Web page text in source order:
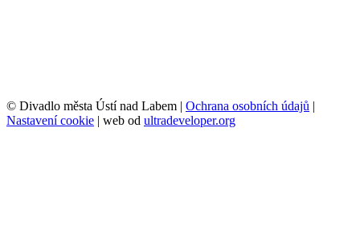
© Divadlo města Ústí nad Labem | Ochrana osobních údajů |
Nastavení cookie | web od ultradeveloper.org